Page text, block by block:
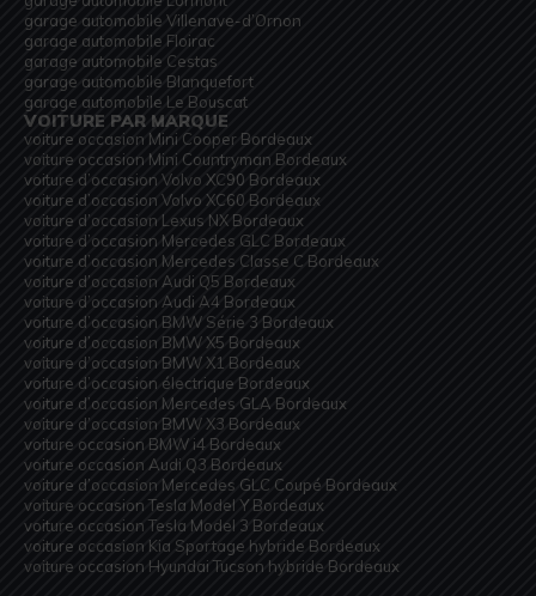
garage automobile Villenave-d’Ornon
garage automobile Floirac
garage automobile Cestas
garage automobile Blanquefort
garage automobile Le Bouscat
VOITURE PAR MARQUE
voiture occasion Mini Cooper Bordeaux
voiture occasion Mini Countryman Bordeaux
voiture d’occasion Volvo XC90 Bordeaux
voiture d’occasion Volvo XC60 Bordeaux
voiture d’occasion Lexus NX Bordeaux
voiture d’occasion Mercedes GLC Bordeaux
voiture d’occasion Mercedes Classe C Bordeaux
voiture d’occasion Audi Q5 Bordeaux
voiture d’occasion Audi A4 Bordeaux
voiture d’occasion BMW Série 3 Bordeaux
voiture d’occasion BMW X5 Bordeaux
voiture d’occasion BMW X1 Bordeaux
voiture d’occasion électrique Bordeaux
voiture d’occasion Mercedes GLA Bordeaux
voiture d’occasion BMW X3 Bordeaux
voiture occasion BMW i4 Bordeaux
voiture occasion Audi Q3 Bordeaux
voiture d’occasion Mercedes GLC Coupé Bordeaux
voiture occasion Tesla Model Y Bordeaux
voiture occasion Tesla Model 3 Bordeaux
voiture occasion Kia Sportage hybride Bordeaux
voiture occasion Hyundai Tucson hybride Bordeaux